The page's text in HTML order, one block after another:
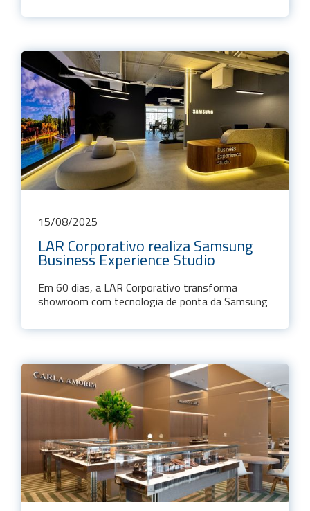
15/08/2025
LAR Corporativo realiza Samsung
Business Experience Studio
Em 60 dias, a LAR Corporativo transforma
showroom com tecnologia de ponta da Samsung